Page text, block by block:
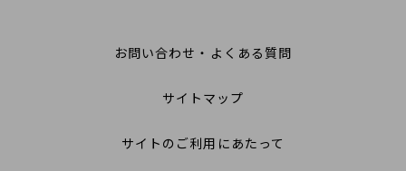
お問い合わせ・よくある質問
サイトマップ
サイトのご利用にあたって